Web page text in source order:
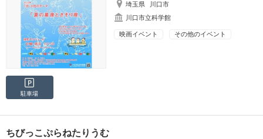
埼玉県
川口市
川口市立科学館
映画イベント その他のイベント
駐車場
ちびっこぷらねたりうむ